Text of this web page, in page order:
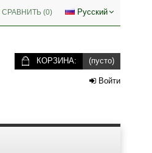
Русский
СРАВНИТЬ (0)
КОРЗИНА: (пусто)
Войти